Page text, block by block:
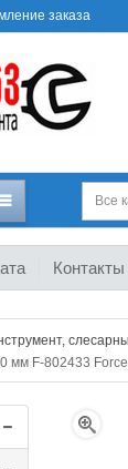
заказа
Все
Контакты
мм F-802433 Force